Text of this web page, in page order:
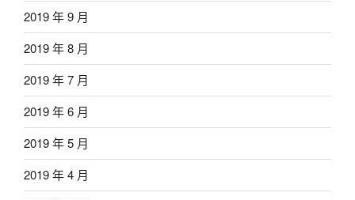
2019 年 9 月
2019 年 8 月
2019 年 7 月
2019 年 6 月
2019 年 5 月
2019 年 4 月